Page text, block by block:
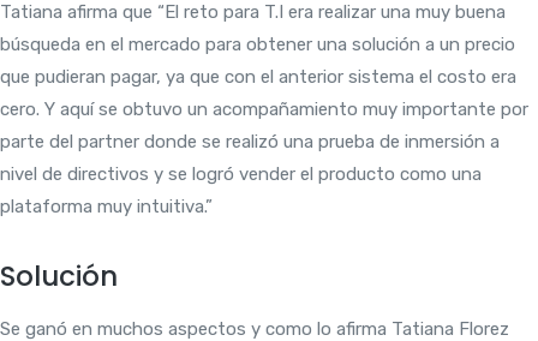
Tatiana afirma que “El reto para T.I era realizar una muy buena
búsqueda en el mercado para obtener una solución a un precio
que pudieran pagar, ya que con el anterior sistema el costo era
cero. Y aquí se obtuvo un acompañamiento muy importante por
parte del partner donde se realizó una prueba de inmersión a
nivel de directivos y se logró vender el producto como una
plataforma muy intuitiva.”
Solución
Se ganó en muchos aspectos y como lo afirma Tatiana Florez